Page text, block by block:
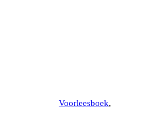
Voorleesboek,